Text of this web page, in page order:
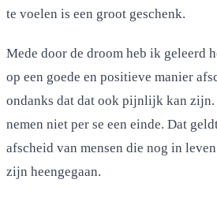
te voelen is een groot geschenk.
Mede door de droom heb ik geleerd
op een goede en positieve manier
ondanks dat dat ook pijnlijk kan zijn.
nemen niet per se een einde. Dat
afscheid van mensen die nog in
zijn heengegaan.